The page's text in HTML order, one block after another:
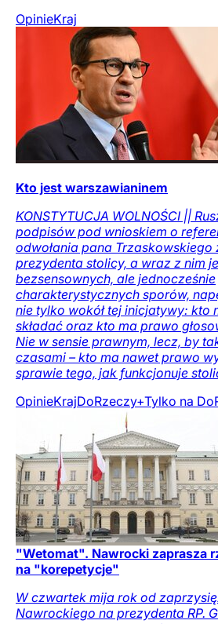
OpinieKraj
Kto jest warszawianinem
KONSTYTUCJA WOLNOŚCI ||
podpisów pod wnioskiem o
odwołania pana Trzaskowskiego
prezydenta stolicy, a wraz z nim
bezsensownych, ale jednocześnie
charakterystycznych sporów,
nie tylko wokół tej inicjatywy: kto
składać oraz kto ma prawo
Nie w sensie prawnym, lecz, by
czasami – kto ma nawet prawo
sprawie tego, jak funkcjonuje
OpinieKrajDoRzeczy+Tylko na
"Wetomat". Nawrocki zaprasza
na "korepetycje"
W czwartek mija rok od
Nawrockiego na prezydenta RP.